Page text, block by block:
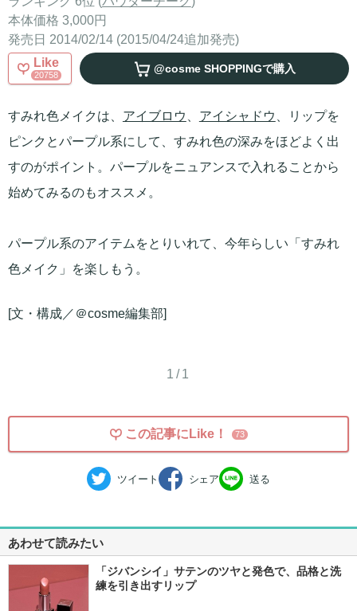
本体価格 3,000円
発売日 2014/02/14 (2015/04/24追加発売)
Like
20758 @cosme SHOPPINGで購入
すみれ色メイクは、 アイブロウ アイシャドウ
、リップを
ピンクとパープル系にして、すみれ色の深みをほどよく出
すのがポイント。パープルをニュアンスで入れることから
始めてみるのもオススメ。
パープル系のアイテムをとりいれて、今年らしい「すみれ
色メイク」を楽しもう。
[文・構成／＠cosme編集部]
1/1
この記事にLike！ 73
ツイート シェア 送る
あわせて読みたい
「ジバンシイ」サテンのツヤと発色で、品格と洗
練を引き出すリップ